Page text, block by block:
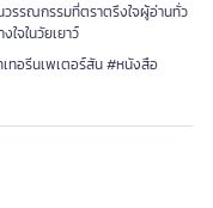
วรรณกรรมที่ตราตรึงใจผู้อ่านทั่ว
จในวัยเยาว์
ทอรีนเพเตอร์สัน #หนังสือ